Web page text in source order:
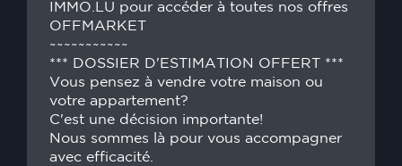
IMMO.LU pour accéder à toutes nos offres
OFFMARKET
~~~~~~~~~~~
*** DOSSIER D'ESTIMATION OFFERT ***
Vous pensez à vendre votre maison ou
votre appartement?
C'est une décision importante!
Nous sommes là pour vous accompagner
avec efficacité.